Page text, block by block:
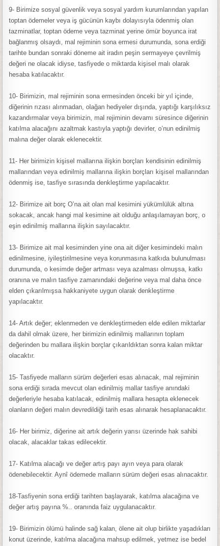
9- Birimize sosyal güvenlik veya sosyal yardım kurumlarından yapılan
toptan ödemeler veya iş gücünün kaybı dolayısıyla ödenmiş olan
tazminatlar, toptan ödeme veya tazminat yerine ömür boyunca irat
bağlanmış olsaydı, mal rejiminin sona ermesi durumunda, sona erdiği
tarihte bundan sonraki döneme ait iradın peşin sermayeye çevrilmiş
değeri ne olacak idiyse, tasfiyede o miktarda kişisel malı olarak
hesaba katılacaktır.
10- Birimizin, mal rejiminin sona ermesinden önceki bir yıl içinde,
diğerinin rızası alınmadan, olağan hediyeler dışında, yaptığı karşılıksız
kazandırmalar veya birimizin, mal rejiminin devamı süresince diğerinin
katılma alacağını azaltmak kastıyla yaptığı devirler, o’nun edinilmiş
malına değer olarak eklenecektir.
11- Her birimizin kişisel mallarına ilişkin borçları kendisinin edinilmiş
mallarından veya edinilmiş mallarına ilişkin borçları kişisel mallarından
ödenmiş ise, tasfiye sırasında denkleştirme yapılacaktır.
12- Birimize ait borç O’na ait olan mal kesimini yükümlülük altına
sokacak, ancak hangi mal kesimine ait olduğu anlaşılamayan borç, o
eşin edinilmiş mallarına ilişkin sayılacaktır.
13- Birimize ait mal kesiminden yine ona ait diğer kesimindeki malın
edinilmesine, iyileştirilmesine veya korunmasına katkıda bulunulması
durumunda, o kesimde değer artması veya azalması olmuşsa, katkı
oranına ve malın tasfiye zamanındaki değerine veya mal daha önce
elden çıkarılmışsa hakkaniyete uygun olarak denkleştirme
yapılacaktır.
14- Artık değer; eklenmeden ve denkleştirmeden elde edilen miktarlar
da dahil olmak üzere, her birimizin edinilmiş mallarının toplam
değerinden bu mallara ilişkin borçlar çıkarıldıktan sonra kalan miktar
olacaktır.
15- Tasfiyede malların sürüm değerleri esas alınacak, mal rejiminin
sona erdiği sırada mevcut olan edinilmiş mallar tasfiye anındaki
değerleriyle hesaba katılacak, edinilmiş mallara hesapta eklenecek
olanların değeri malın devredildiği tarih esas alınarak hesaplanacaktır.
16- Her birimiz, diğerine ait artık değerin yarısı üzerinde hak sahibi
olacak, alacaklar takas edilecektir.
17- Katılma alacağı ve değer artış payı ayın veya para olarak
ödenebilecektir. Aynî ödemede malların sürüm değeri esas alınacaktır.
18-Tasfiyenin sona erdiği tarihten başlayarak, katılma alacağına ve
değer artış payına %.. oranında faiz uygulanacaktır.
19- Birimizin ölümü halinde sağ kalan, ölene ait olup birlikte yaşadıkları
konut üzerinde, katılma alacağına mahsup edilmek, yetmez ise bedel